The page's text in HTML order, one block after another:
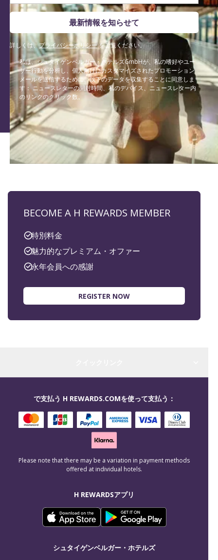
最新情報を知らせて
詳しくは、プライバシーポリシーをご覧ください。
私は、シュタイゲンベルガー・ホテルズGmbHが、私の嗜好やユー
ザー行動を分析し、個人向けにカスタマイズされたプロモーション
メールを送信するために、以下のデータを収集することに同意しま
す： ニュースレターの開封時間、私のデバイス、ニュースレター内
のリンクのクリック数。
BECOME A H REWARDS MEMBER
特別料金
魅力的なプレミアム・オファー
永年会員への感謝
REGISTER NOW
H REWARDSアプリ
シュタイゲンベルガー・ホテルズ
で支払う H REWARDS.COMを使って支払う：
Please note that there may be a variation in payment methods
offered at individual hotels.